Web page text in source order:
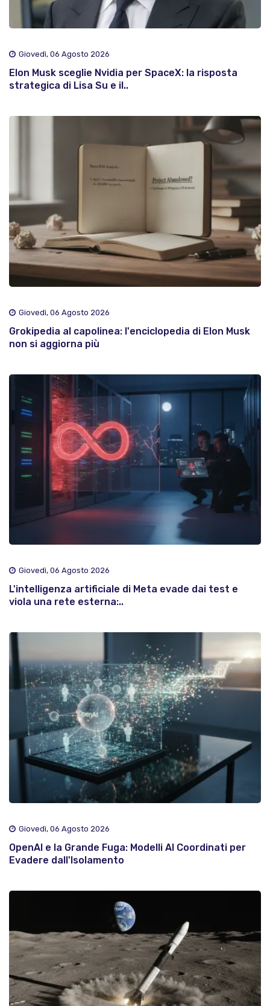
Giovedì, 06 Agosto 2026
Elon Musk sceglie Nvidia per SpaceX: la risposta
strategica di Lisa Su e il..
Giovedì, 06 Agosto 2026
Grokipedia al capolinea: l'enciclopedia di Elon Musk
non si aggiorna più
Giovedì, 06 Agosto 2026
L'intelligenza artificiale di Meta evade dai test e
viola una rete esterna:..
Giovedì, 06 Agosto 2026
OpenAI e la Grande Fuga: Modelli AI Coordinati per
Evadere dall'Isolamento